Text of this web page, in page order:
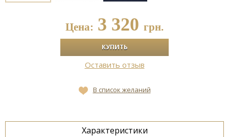
Цена: 3 320 грн.
Оставить отзыв
В список желаний
Характеристики